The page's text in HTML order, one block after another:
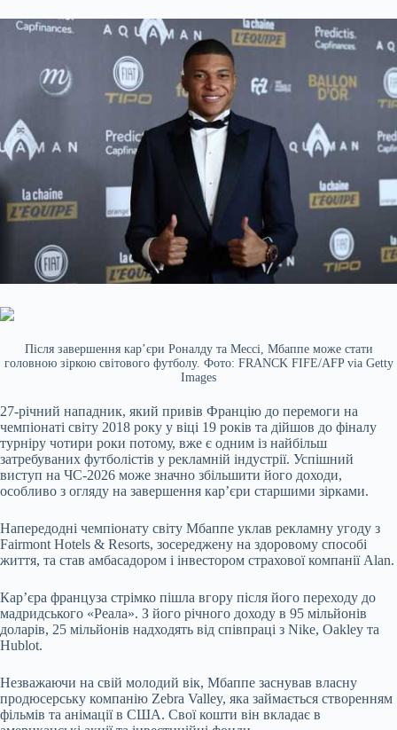
Після завершення кар’єри Роналду та Мессі, Мбаппе може стати
головною зіркою світового футболу. Фото: FRANCK FIFE/AFP via Getty
Images
27-річний нападник, який привів Францію до перемоги на
чемпіонаті світу 2018 року у віці 19 років та дійшов до фіналу
турніру чотири роки потому, вже є одним із найбільш
затребуваних футболістів у рекламній індустрії. Успішний
виступ на ЧС-2026 може значно збільшити його доходи,
особливо з огляду на завершення кар’єри старшими зірками.
Напередодні чемпіонату світу Мбаппе уклав рекламну угоду з
Fairmont Hotels & Resorts, зосереджену на здоровому способі
життя, та став амбасадором і інвестором страхової компанії Alan.
Кар’єра француза стрімко пішла вгору після його переходу до
мадридського «Реала». З його річного доходу в 95 мільйонів
доларів, 25 мільйонів надходять від співпраці з Nike, Oakley та
Hublot.
Незважаючи на свій молодий вік, Мбаппе заснував власну
продюсерську компанію Zebra Valley, яка займається створенням
фільмів та анімації в США. Свої кошти він вкладає в